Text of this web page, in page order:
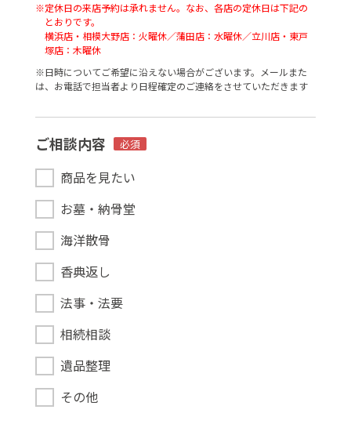
※定休日の来店予約は承れません。なお、各店の定休日は下記の
とおりです。
横浜店・相模大野店：火曜休／蒲田店：水曜休／立川店・東戸
塚店：木曜休
※⽇時についてご希望に沿えない場合がございます。メールまた
は、お電話で担当者より⽇程確定のご連絡をさせていただきます
ご相談内容 必須
商品を見たい
お墓・納骨堂
海洋散骨
香典返し
法事・法要
相続相談
遺品整理
その他